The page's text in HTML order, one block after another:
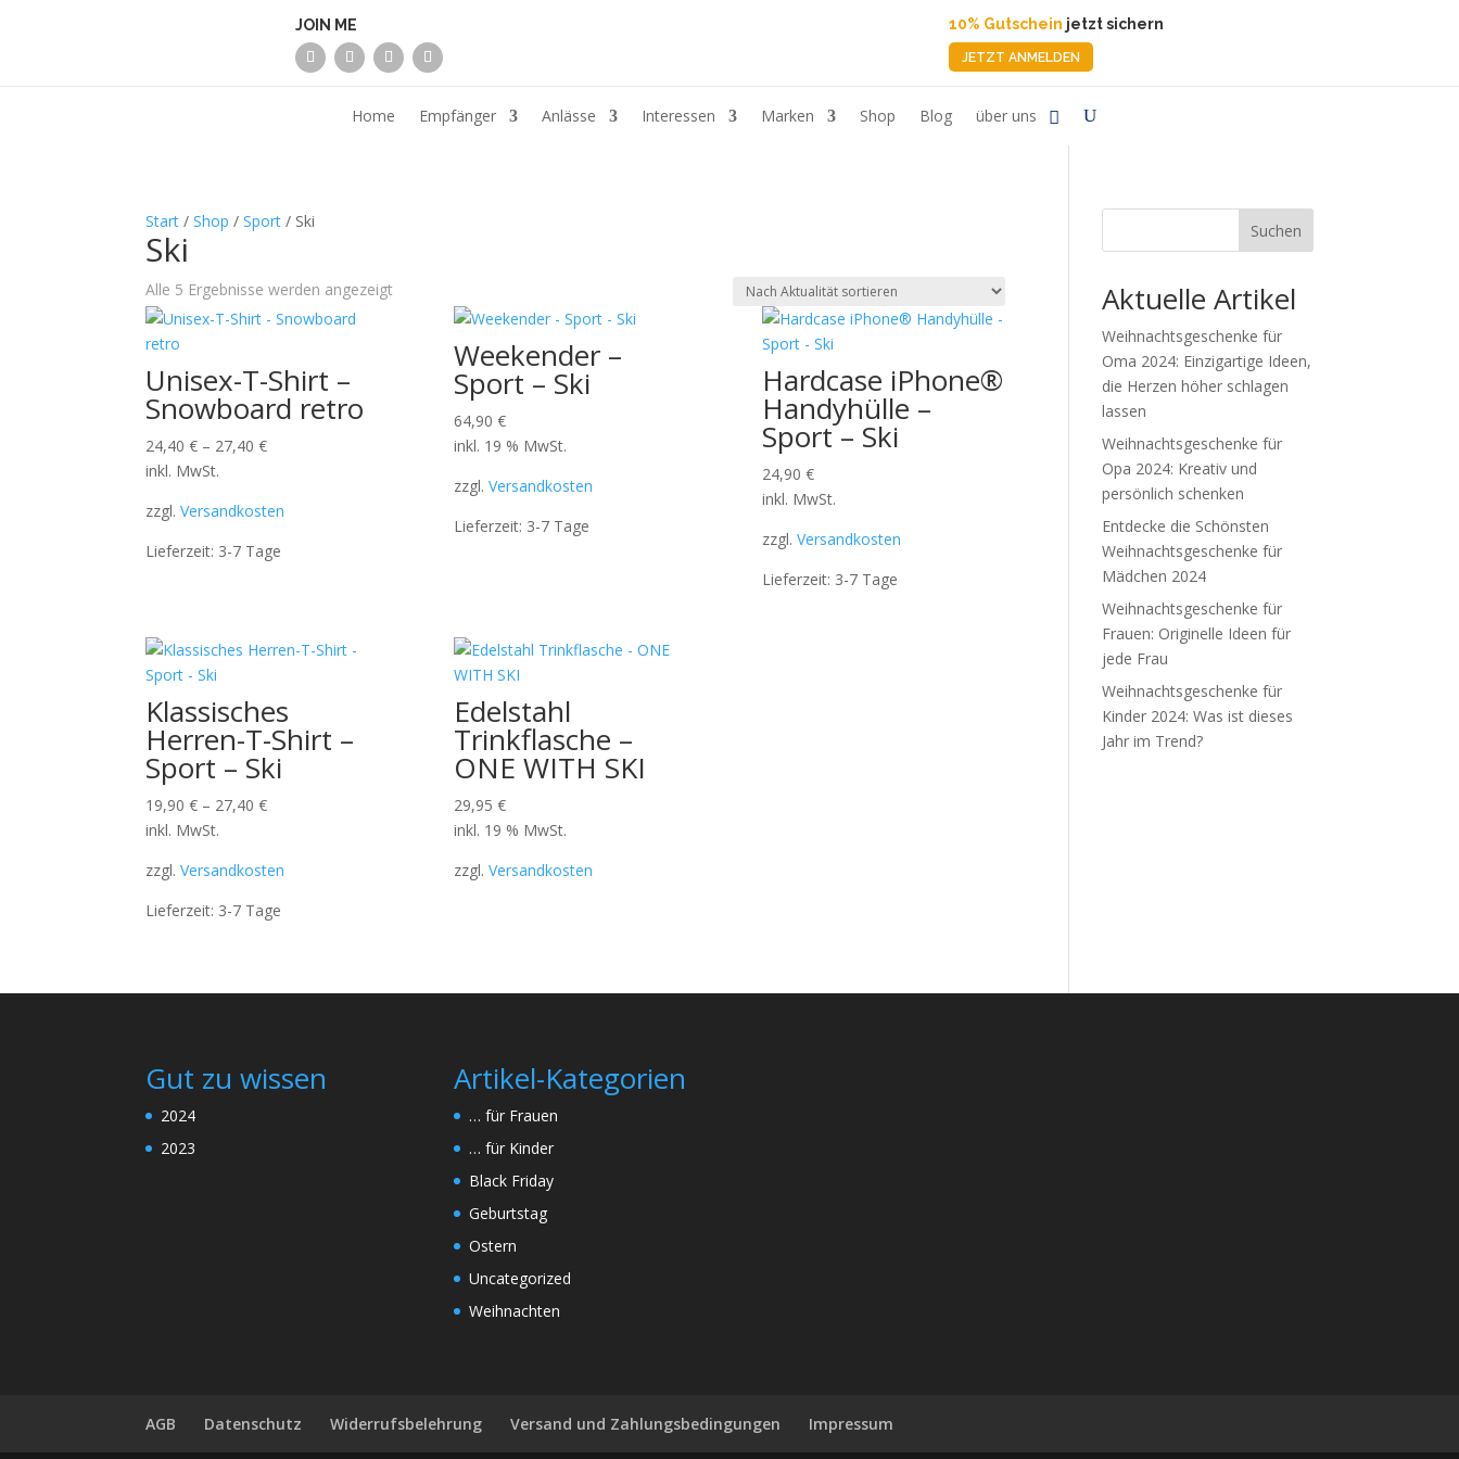
10% Gutschein jetzt sichern
JETZT ANMELDEN
Home Empfänger Anlässe Interessen Marken Shop Blog über uns
Start /Shop /Sport / Ski
Ski
Alle 5 Ergebnisse werden angezeigt
Aktualität
Unisex-T-Shirt –
Snowboard retro
24,40€ – 27,40€
inkl. MwSt.
zzgl.Versandkosten
Lieferzeit: 3-7 Tage
Weekender –
Sport – Ski
64,90 €
inkl. 19 % MwSt.
zzgl. Versandkosten
Lieferzeit: 3-7 Tage
Hardcase iPhone®
Handyhülle –
Sport – Ski
24,90 €
inkl. MwSt.
zzgl. Versandkosten
Lieferzeit: 3-7 Tage
Klassisches
Herren-T-Shirt –
Sport – Ski
19,90€ – 27,40€
inkl. MwSt.
zzgl.Versandkosten
Lieferzeit: 3-7 Tage
Edelstahl
Trinkflasche –
ONE WITH SKI
29,95 €
inkl. 19 % MwSt.
zzgl. Versandkosten
Suchen
Aktuelle Artikel
Weihnachtsgeschenke für
Oma 2024: Einzigartige Ideen,
die Herzen höher schlagen
lassen
Weihnachtsgeschenke für
Opa 2024: Kreativ und
persönlich schenken
Entdecke die Schönsten
Weihnachtsgeschenke für
Mädchen 2024
Weihnachtsgeschenke für
Frauen: Originelle Ideen für
jede Frau
Weihnachtsgeschenke für
Kinder 2024: Was ist dieses
Jahr im Trend?
Gut zu wissen
2024
2023
Artikel-Kategorien
… für Frauen
… für Kinder
Black Friday
Geburtstag
Ostern
Uncategorized
Weihnachten
AGB Datenschutz Widerrufsbelehrung Versand und Zahlungsbedingungen Impressum